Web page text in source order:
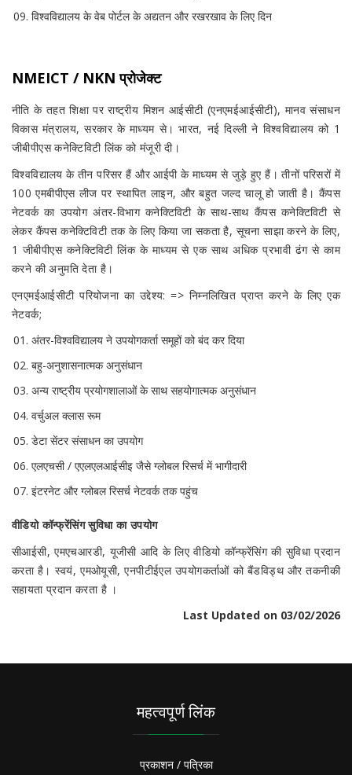
विश्वविद्यालय के वेब पोर्टल के अद्यतन और रखरखाव के लिए दिन
NMEICT / NKN प्रोजेक्ट
नीति के तहत शिक्षा पर राष्ट्रीय मिशन आईसीटी (एनएमईआईसीटी), मानव संसाधन
विकास मंत्रालय, सरकार के माध्यम से। भारत, नई दिल्ली ने विश्वविद्यालय को 1
जीबीपीएस कनेक्टिविटी लिंक को मंजूरी दी।
विश्वविद्यालय के तीन परिसर हैं और आईपी के माध्यम से जुड़े हुए हैं।तीनों परिसरों में
100 एमबीपीएस लीज पर स्थापित लाइन, और बहुत जल्द चालू हो जाती है। कैंपस
नेटवर्क का उपयोग अंतर-विभाग कनेक्टिविटी के साथ-साथ कैंपस कनेक्टिविटी से
लेकर कैंपस कनेक्टिविटी तक के लिए किया जा सकता है, सूचना साझा करने के लिए,
1 जीबीपीएस कनेक्टिविटी लिंक के माध्यम से एक साथ अधिक प्रभावी ढंग से काम
करने की अनुमति देता है।
एनएमईआईसीटी परियोजना का उद्देश्य: => निम्नलिखित प्राप्त करने के लिए एक
नेटवर्क;
अंतर-विश्वविद्यालय ने उपयोगकर्ता समूहों को बंद कर दिया
बहु-अनुशासनात्मक अनुसंधान
अन्य राष्ट्रीय प्रयोगशालाओं के साथ सहयोगात्मक अनुसंधान
वर्चुअल क्लास रूम
डेटा सेंटर संसाधन का उपयोग
एलएचसी / एएलएलआईसीइ जैसे ग्लोबल रिसर्च में भागीदारी
इंटरनेट और ग्लोबल रिसर्च नेटवर्क तक पहुंच
वीडियो कॉन्फ्रेंसिंग सुविधा का उपयोग
सीआईसी, एमएचआरडी, यूजीसी आदि के लिए वीडियो कॉन्फ्रेंसिंग की सुविधाप्रदान
करता है। स्वयं, एमओयूसी, एनपीटीईएल उपयोगकर्ताओं को बैंडविड्थ और तकनीकी
सहायता प्रदान करता है ।
Last Updated on 03/02/2026
महत्वपूर्ण लिंक
प्रकाशन / पत्रिका